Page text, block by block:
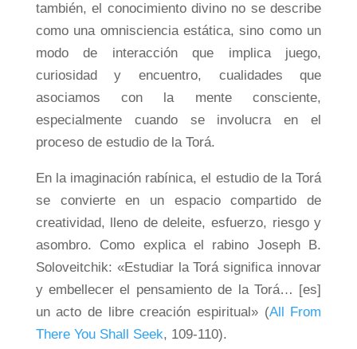
también, el conocimiento divino no se describe
como una omnisciencia estática, sino como un
modo de interacción que implica juego,
curiosidad y encuentro, cualidades que
asociamos con la mente consciente,
especialmente cuando se involucra en el
proceso de estudio de la Torá.
En la imaginación rabínica, el estudio de la Torá
se convierte en un espacio compartido de
creatividad, lleno de deleite, esfuerzo, riesgo y
asombro. Como explica el rabino Joseph B.
Soloveitchik: «Estudiar la Torá significa innovar
y embellecer el pensamiento de la Torá… [es]
un acto de libre creación espiritual» (All From
There You Shall Seek, 109-110).